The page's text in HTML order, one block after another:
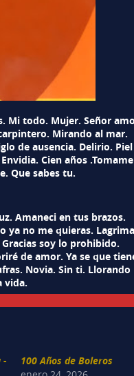
Mi todo. Mujer. Señor
Mirando al mar.
de ausencia. Delirio. Piel
Cien años
Que sabes tu.
Amaneci en tus brazos.
ya no me quieras.
soy lo prohibido.
de amor. Ya se que
Novia. Sin ti. Llorando
vida.
-
100 Años de Boleros